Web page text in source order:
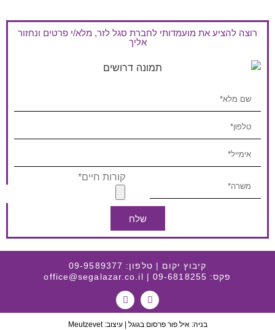
רוצה להציע את מועמדותי לחברת סגל לזר, מלא/י פרטים ונחזור
אליך
שלח
קיבוץ יקום | טלפון: 09-9589377
פקס:
office@segalazar.co.il | 09-6818255
בניה: איל פורפרסום בגוגל | עיצוב:Meutzevet